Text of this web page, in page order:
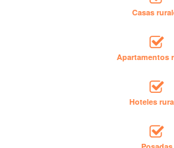
Casas
Apartamentos
Hoteles